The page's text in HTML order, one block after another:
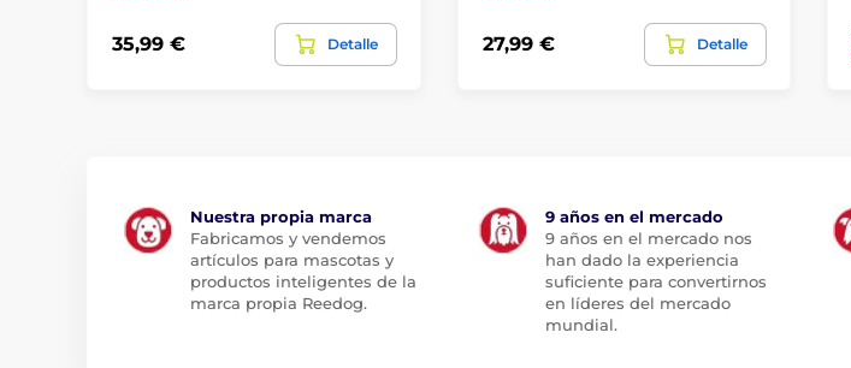
35,99 € Detalle 27,99 € Detalle
Nuestra propia marca
Fabricamos y vendemos
artículos para mascotas y
productos inteligentes de la
marca propia Reedog.
9 años en el mercado
9 años en el mercado nos
han dado la experiencia
suficiente para convertirnos
en líderes del mercado
mundial.